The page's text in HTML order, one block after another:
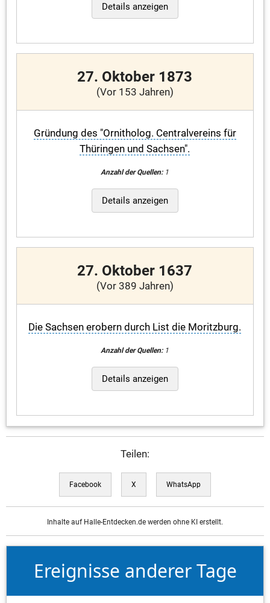
Details anzeigen
27. Oktober 1873
(Vor 153 Jahren)
Gründung des "Ornitholog. Centralvereins für
Thüringen und Sachsen".
Anzahl der Quellen:1
Details anzeigen
27. Oktober 1637
(Vor 389 Jahren)
Die Sachsen erobern durch List die Moritzburg.
Anzahl der Quellen:1
Details anzeigen
Teilen:
Facebook X WhatsApp
Inhalte auf Halle-Entdecken.de werden ohne KI erstellt.
Ereignisse anderer Tage